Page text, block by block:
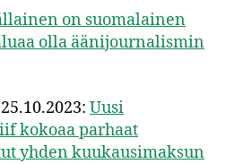
on suomalainen
olla äänijournalismin
Uusi
kokoaa parhaat
yhden kuukausimaksun